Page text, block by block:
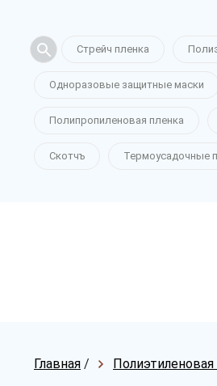
Стрейч пленка
Одноразовые защитные маски
Полипропиленовая пленка
Скотчъ Термоусадочные
Главная / Полиэтиленовая